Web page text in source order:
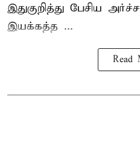
இதுகுறித்து பேசிய
இயக்கத்த ...
Read